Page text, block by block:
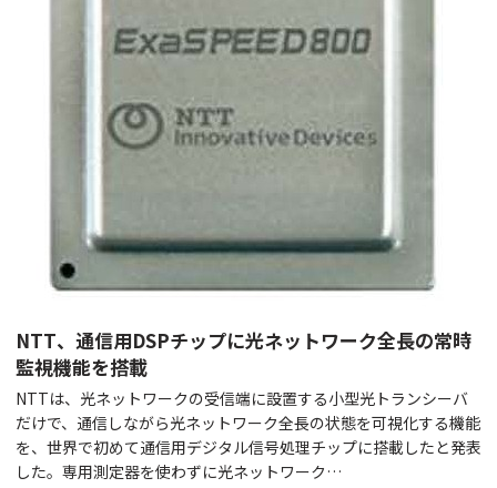
NTT、通信用DSPチップに光ネットワーク全長の常時
監視機能を搭載
NTTは、光ネットワークの受信端に設置する小型光トランシーバ
だけで、通信しながら光ネットワーク全長の状態を可視化する機能
を、世界で初めて通信用デジタル信号処理チップに搭載したと発表
した。専用測定器を使わずに光ネットワーク…